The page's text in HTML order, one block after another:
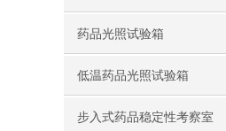
药品光照试验箱
低温药品光照试验箱
步入式药品稳定性考察室